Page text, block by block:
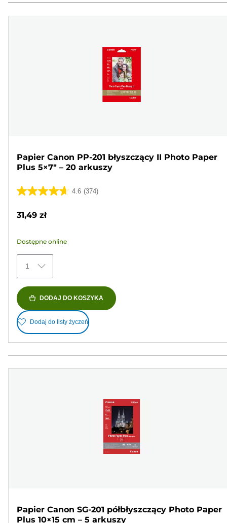
Papier Canon PP-201 błyszczący II Photo Paper
Plus 5×7" – 20 arkuszy
4.6 (374)
4.6
5
374
Recenzji
31,49 zł
Dostępne online
1
DODAJ DO KOSZYKA
Dodaj do listy życzeń
Papier Canon SG-201 półbłyszczący Photo Paper
Plus 10×15 cm – 5 arkuszy